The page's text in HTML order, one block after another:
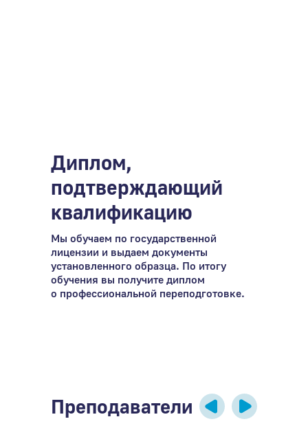
Диплом,
подтверждающий
квалификацию
Мы обучаем по государственной
лицензии и выдаем документы
установленного образца. По итогу
обучения вы получите диплом
о профессиональной переподготовке.
Преподаватели